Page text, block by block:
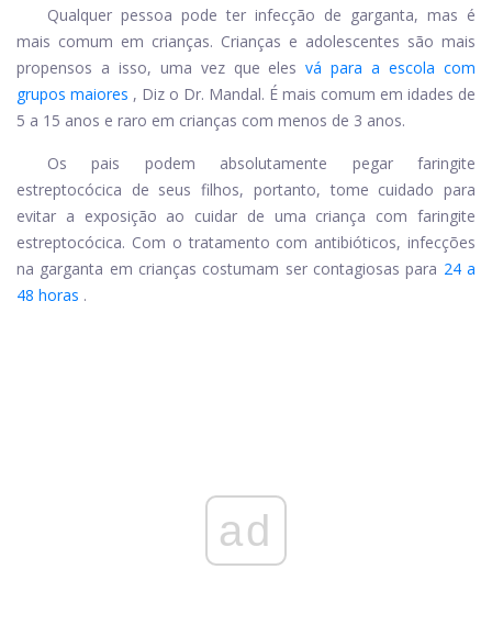
Qualquer pessoa pode ter infecção de garganta, mas é
mais comum em crianças. Crianças e adolescentes são mais
propensos a isso, uma vez que eles vá para a escola com
grupos maiores , Diz o Dr. Mandal. É mais comum em idades de
5 a 15 anos e raro em crianças com menos de 3 anos.
Os pais podem absolutamente pegar
faringite
estreptocócica de seus filhos, portanto, tome cuidado para
evitar a exposição ao cuidar de uma criança com faringite
estreptocócica. Com o tratamento com antibióticos, infecções
na garganta em crianças costumam ser contagiosas para 24 a
48 horas .
ad